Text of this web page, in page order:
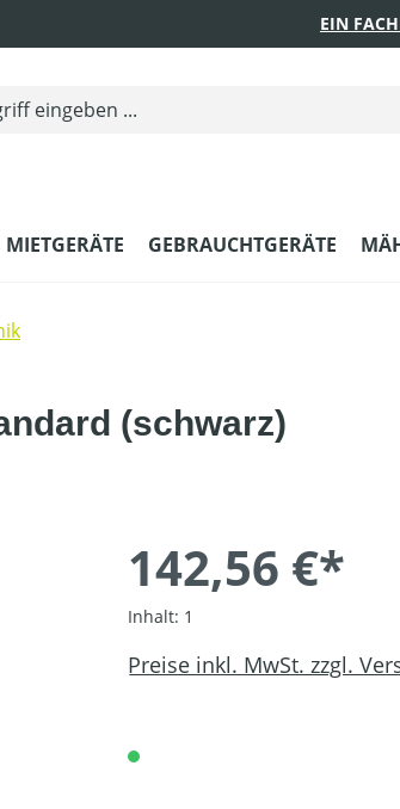
EIN
MIETGERÄTE GEBRAUCHTGERÄTE
(schwarz)
142,56 €*
Inhalt: 1
Preise inkl. MwSt. zzgl.